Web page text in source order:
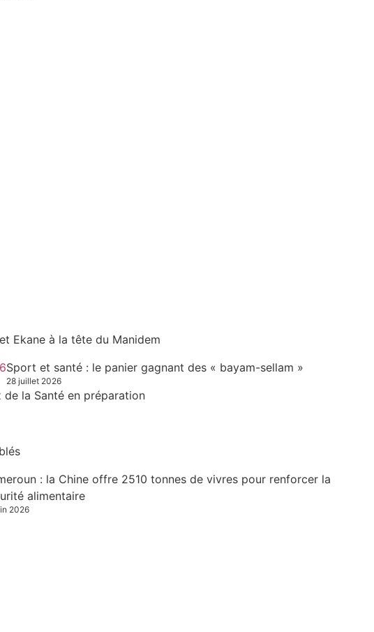
Ekane à la tête du Manidem
Sport et santé : le panier gagnant des « bayam-sellam »
28 juillet 2026
de la Santé en préparation
: la Chine offre 2510 tonnes de vivres pour renforcer la
alimentaire
2026